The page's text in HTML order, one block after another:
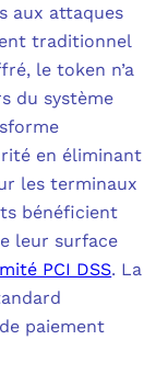
aux attaques
traditionnel
le token n’a
du système
en éliminant
les terminaux
bénéficient
leur surface
PCI DSS. La
paiement